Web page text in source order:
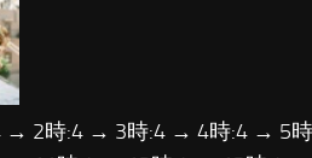
→ 2時:4 → 3時:4 → 4時:4 → 5